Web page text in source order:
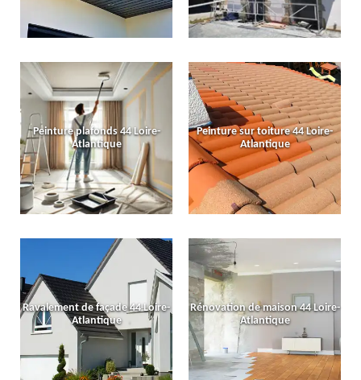
Peinture plafonds 44 Loire-
Atlantique
Peinture sur toiture 44 Loire-
Atlantique
Ravalement de façade 44 Loire-
Atlantique
Rénovation de maison 44 Loire-
Atlantique